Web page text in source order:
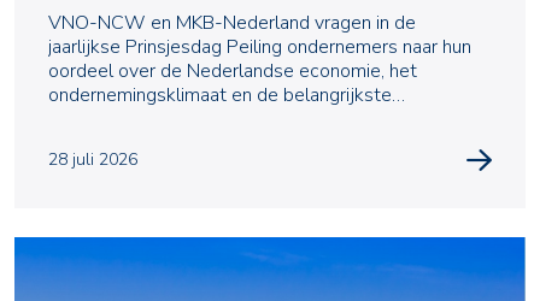
VNO-NCW en MKB-Nederland vragen in de
jaarlijkse Prinsjesdag Peiling ondernemers naar hun
oordeel over de Nederlandse economie, het
ondernemingsklimaat en de belangrijkste
28 juli 2026